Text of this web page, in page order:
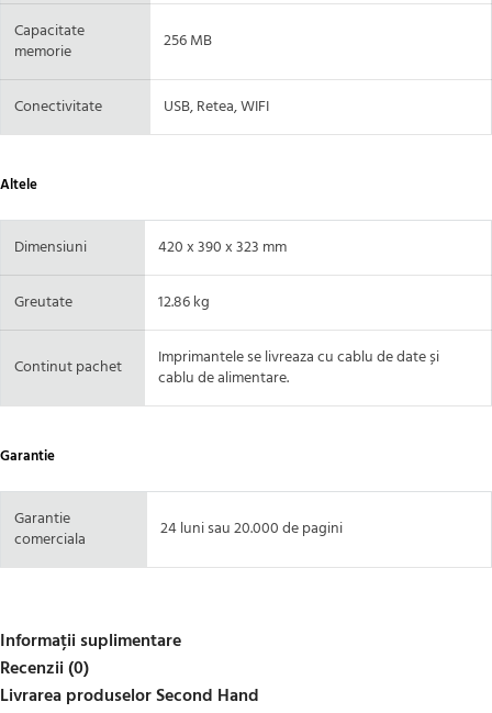
Capacitate
memorie
256 MB
Conectivitate USB, Retea, WIFI
Altele
Dimensiuni 420 x 390 x 323 mm
Greutate 12.86 kg
Continut pachet
Imprimantele se livreaza cu cablu de date și
cablu de alimentare.
Garantie
Garantie
comerciala
24 luni sau 20.000 de pagini
Informații suplimentare
Recenzii (0)
Livrarea produselor Second Hand